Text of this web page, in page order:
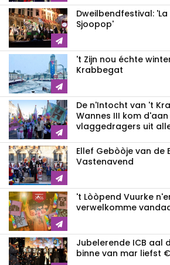
Dweilbendfestival:
Sjoopop'
't Zijn nou échte
Krabbegat
De n'Intocht van 't
Wannes III kom
vlaggedragers uit
Ellef Gebòòje van de
Vastenavend
't Lòòpend Vuurke
verwelkomme
Jubelerende ICB aal
binne van mar liefst